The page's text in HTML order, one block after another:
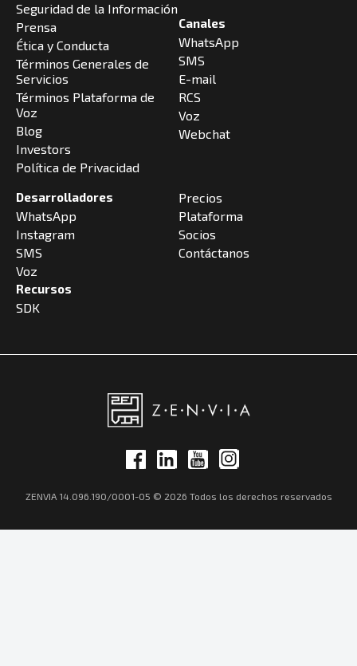
Seguridad de la Información
Prensa
Ética y Conducta
Términos Generales de
Servicios
Términos Plataforma de
Voz
Blog
Investors
Política de Privacidad
Canales
WhatsApp
SMS
E-mail
RCS
Voz
Webchat
Desarrolladores
WhatsApp
Instagram
SMS
Voz
Recursos
SDK
Precios
Plataforma
Socios
Contáctanos
ZENVIA 14.096.190/0001-05 © 2026 Todos los derechos reservados